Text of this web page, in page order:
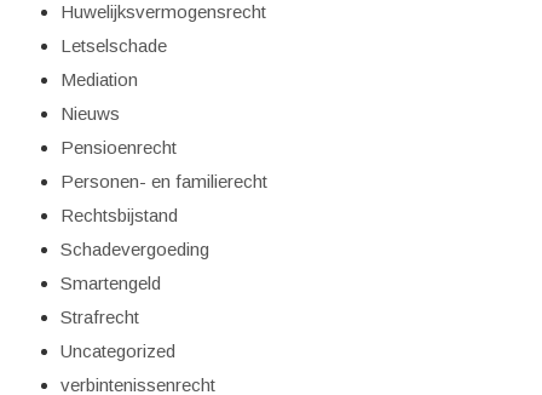
Huwelijksvermogensrecht
Letselschade
Mediation
Nieuws
Pensioenrecht
Personen- en familierecht
Rechtsbijstand
Schadevergoeding
Smartengeld
Strafrecht
Uncategorized
verbintenissenrecht